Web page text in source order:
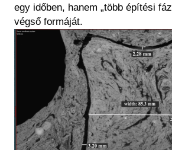
egy időben, hanem „több építési
végső formáját.
Kép